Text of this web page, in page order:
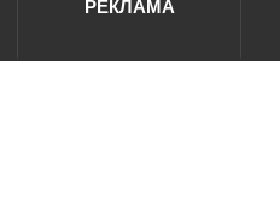
РЕКЛАМА